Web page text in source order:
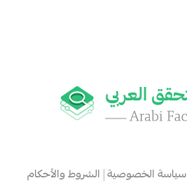
سياسة الخصوصية الشروط والأحكام